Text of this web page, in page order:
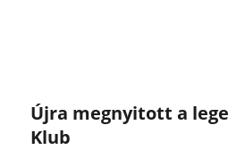
Újra megnyitott a
Klub